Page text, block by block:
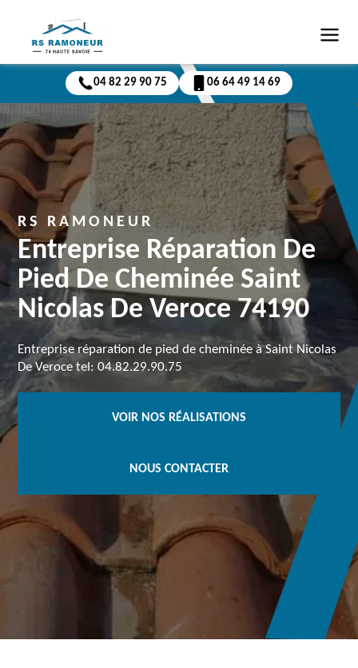
04 82 29 90 75 06 64 49 14 69
RS RAMONEUR
Entreprise Réparation De
Pied De Cheminée Saint
Nicolas De Veroce 74190
Entreprise réparation de pied de cheminée à Saint Nicolas
De Veroce tel: 04.82.29.90.75
VOIR NOS RÉALISATIONS
NOUS CONTACTER